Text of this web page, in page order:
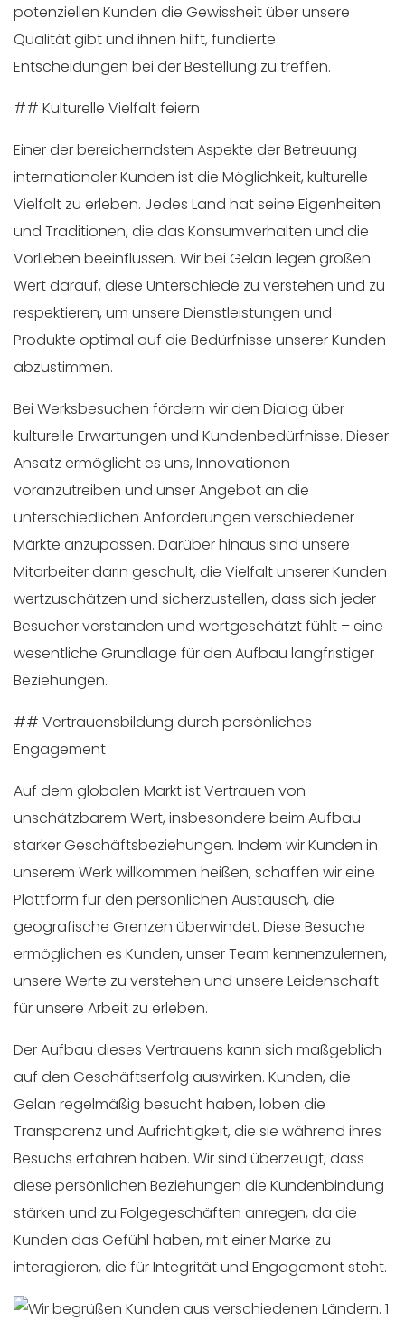
potenziellen Kunden die Gewissheit über unsere
Qualität gibt und ihnen hilft, fundierte
Entscheidungen bei der Bestellung zu treffen.
## Kulturelle Vielfalt feiern
Einer der bereicherndsten Aspekte der Betreuung
internationaler Kunden ist die Möglichkeit, kulturelle
Vielfalt zu erleben. Jedes Land hat seine Eigenheiten
und Traditionen, die das Konsumverhalten und die
Vorlieben beeinflussen. Wir bei Gelan legen großen
Wert darauf, diese Unterschiede zu verstehen und zu
respektieren, um unsere Dienstleistungen und
Produkte optimal auf die Bedürfnisse unserer Kunden
abzustimmen.
Bei Werksbesuchen fördern wir den Dialog über
kulturelle Erwartungen und Kundenbedürfnisse. Dieser
Ansatz ermöglicht es uns, Innovationen
voranzutreiben und unser Angebot an die
unterschiedlichen Anforderungen verschiedener
Märkte anzupassen. Darüber hinaus sind unsere
Mitarbeiter darin geschult, die Vielfalt unserer Kunden
wertzuschätzen und sicherzustellen, dass sich jeder
Besucher verstanden und wertgeschätzt fühlt – eine
wesentliche Grundlage für den Aufbau langfristiger
Beziehungen.
## Vertrauensbildung durch persönliches
Engagement
Auf dem globalen Markt ist Vertrauen von
unschätzbarem Wert, insbesondere beim Aufbau
starker Geschäftsbeziehungen. Indem wir Kunden in
unserem Werk willkommen heißen, schaffen wir eine
Plattform für den persönlichen Austausch, die
geografische Grenzen überwindet. Diese Besuche
ermöglichen es Kunden, unser Team kennenzulernen,
unsere Werte zu verstehen und unsere Leidenschaft
für unsere Arbeit zu erleben.
Der Aufbau dieses Vertrauens kann sich maßgeblich
auf den Geschäftserfolg auswirken. Kunden, die
Gelan regelmäßig besucht haben, loben die
Transparenz und Aufrichtigkeit, die sie während ihres
Besuchs erfahren haben. Wir sind überzeugt, dass
diese persönlichen Beziehungen die Kundenbindung
stärken und zu Folgegeschäften anregen, da die
Kunden das Gefühl haben, mit einer Marke zu
interagieren, die für Integrität und Engagement steht.